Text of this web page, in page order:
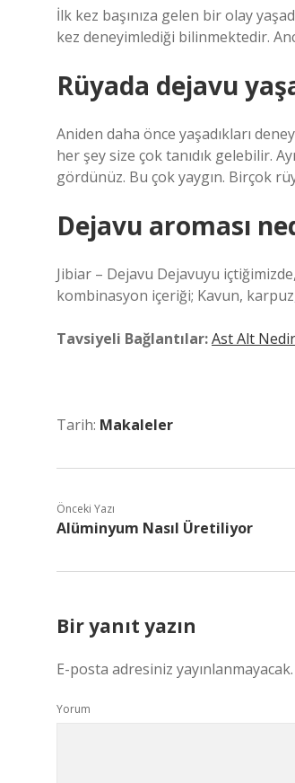
İlk kez başınıza gelen bir olay
kez deneyimlediği bilinmektedir.
Rüyada dejavu
Aniden daha önce yaşadıkları
her şey size çok tanıdık gelebilir.
gördünüz. Bu çok yaygın. Birçok
Dejavu aroması
Jibiar – Dejavu Dejavuyu
kombinasyon içeriği; Kavun,
Tavsiyeli Bağlantılar:Ast Alt
Tarih: Makaleler
Önceki Yazı
Alüminyum Nasıl Üretiliyor
Bir yanıt yazın
E-posta adresiniz yayınlanmayacak.
Yorum